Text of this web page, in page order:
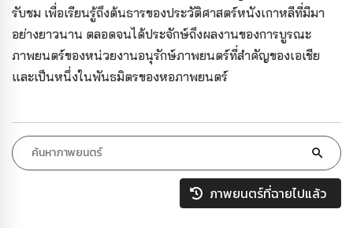
รับชม เพื่อเรียนรู้ถึงต้นธารของประวัติศาสตร์หนังเกาหลีที่มีมา
อย่างยาวนาน ตลอดจนได้ประจักษ์ถึงผลงานของการบูรณะ
ภาพยนตร์ของหน่วยงานอนุรักษ์ภาพยนตร์ที่สำคัญของเอเชีย
และเป็นหนึ่งในพันธมิตรของหอภาพยนตร์
ภาพยนตร์ที่ฉายไปแล้ว